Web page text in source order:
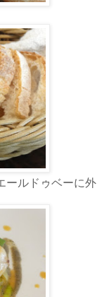
ールドゥベーに外